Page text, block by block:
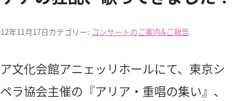
年11月17日カテゴリー: コンサートのご案内&ご報告
文化会館アニェッリホールにて、東京シ
ラ協会主催の『アリア・重唱の集い』、